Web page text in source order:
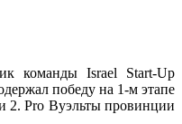
команды Israel Start-Up
победу на 1-м этапе
2. Pro Вуэльты провинции